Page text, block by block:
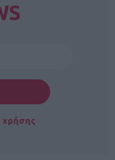
χρήσης